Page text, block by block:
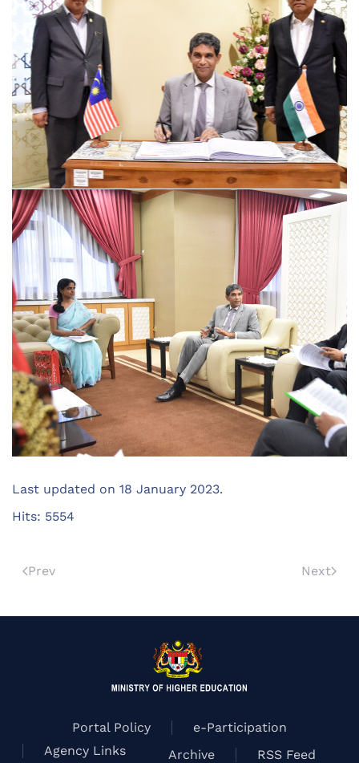
Last updated on 18 January 2023.
Hits: 5554
Prev Next
Portal Policy
e-Participation
Agency Links
Archive RSS Feed